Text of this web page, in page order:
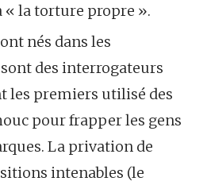
« la torture propre ».
nés dans les
des interrogateurs
les premiers utilisé des
pour frapper les gens
La privation de
intenables (le